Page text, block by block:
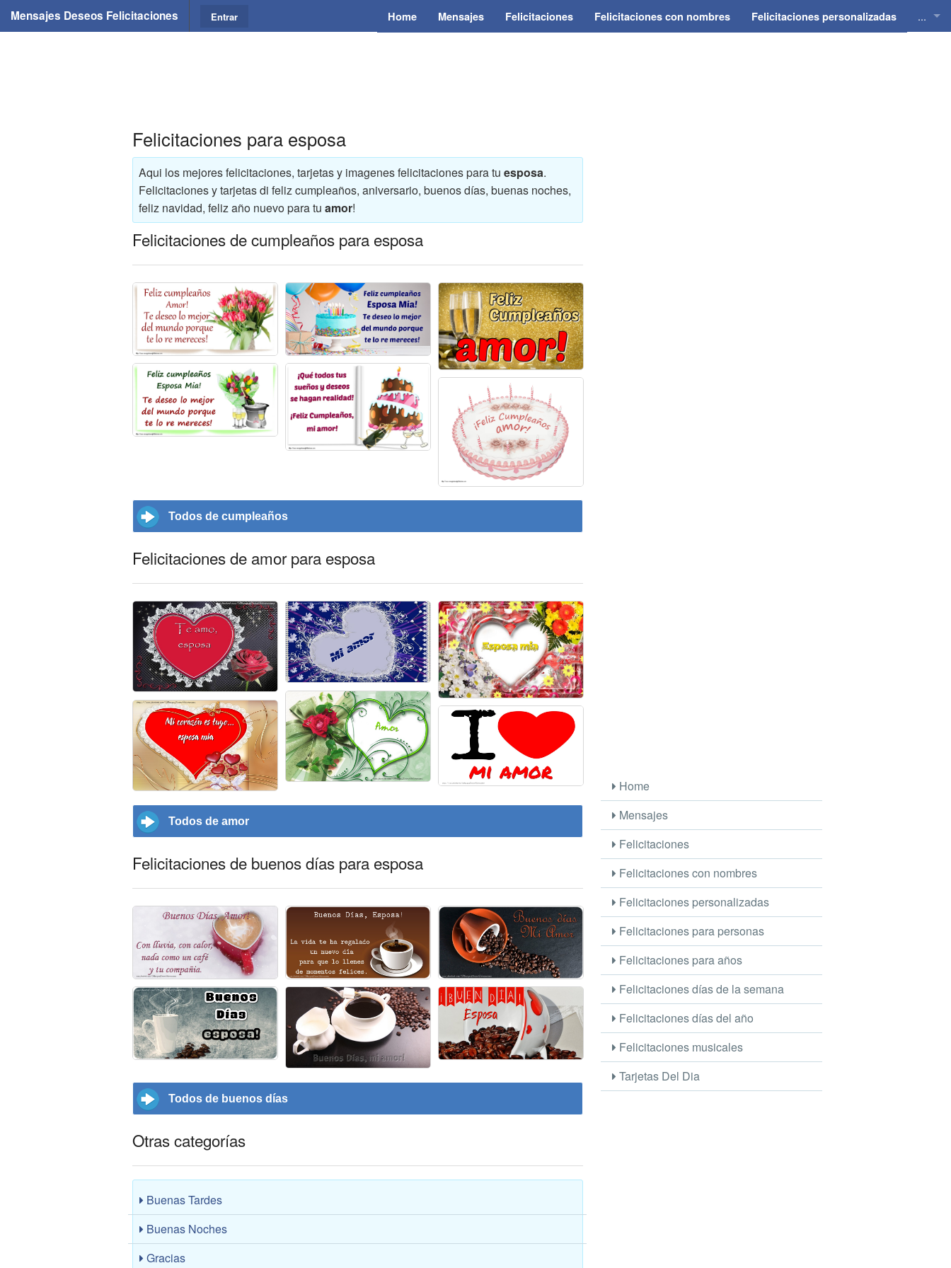
Mensajes Deseos Felicitaciones Home Mensajes Felicitaciones Felicitaciones con nombres Felicitaciones personalizadas ...
Entrar
Felicitaciones para esposa
Aqui los mejores felicitaciones, tarjetas y imagenes felicitaciones para tu esposa.
Felicitaciones y tarjetas di feliz cumpleaños, aniversario, buenos días, buenas noches,
feliz navidad, feliz año nuevo para tu amor!
Felicitaciones de cumpleaños para esposa
Todos de cumpleaños
Felicitaciones de amor para esposa
Todos de amor
Felicitaciones de buenos días para esposa
Todos de buenos días
Otras categorías
Buenas Tardes
Buenas Noches
Gracias
Home
Mensajes
Felicitaciones
Felicitaciones con nombres
Felicitaciones personalizadas
Felicitaciones para personas
Felicitaciones para años
Felicitaciones días de la semana
Felicitaciones días del año
Felicitaciones musicales
Tarjetas Del Dia